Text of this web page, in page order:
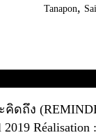
Tanapon,
ดถึง
Réalisation